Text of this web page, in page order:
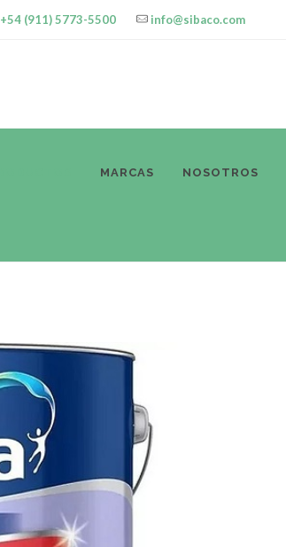
+54 (911) 5773-5500 info@sibaco.com
MARCAS NOSOTROS